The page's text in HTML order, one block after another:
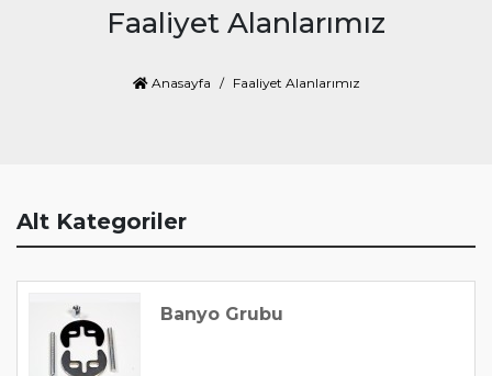
Faaliyet Alanlarımız
Anasayfa Faaliyet Alanlarımız
Alt Kategoriler
Banyo Grubu